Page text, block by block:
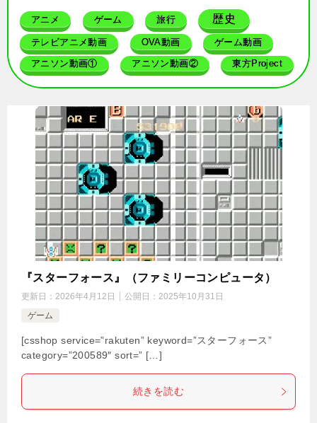
アニメ ゲーム 旅行 歴史
テレビアニメ動画 OVA動画 ゲーム動画
アニソン動画① アニソン動画② 東方Project
『スターフォース』（ファミリーコンピュータ）
更新日： 2026年4月12日 公開日： 2025年10月31日
ゲーム
[csshop service=”rakuten” keyword=”スターフォース”
category=”200589″ sort=” […]
続きを読む